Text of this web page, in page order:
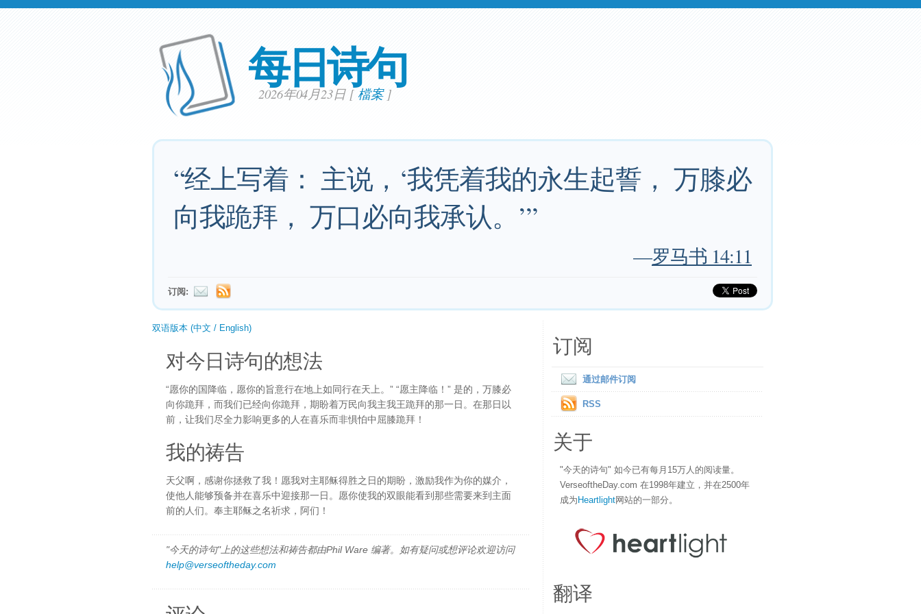
每日诗句
2026年04月23日 [檔案]
“经上写着： 主说，‘我凭着我的永生起誓， 万膝必
向我跪拜， 万口必向我承认。’”
—罗马书 14:11
订阅:
双语版本 (中文 / English)
对今日诗句的想法
“愿你的国降临，愿你的旨意行在地上如同行在天上。” “愿主降临！” 是的，万膝必
向你跪拜，而我们已经向你跪拜，期盼着万民向我主我王跪拜的那一日。在那日以
前，让我们尽全力影响更多的人在喜乐而非惧怕中屈膝跪拜！
我的祷告
天父啊，感谢你拯救了我！愿我对主耶稣得胜之日的期盼，激励我作为你的媒介，
使他人能够预备并在喜乐中迎接那一日。愿你使我的双眼能看到那些需要来到主面
前的人们。奉主耶稣之名祈求，阿们！
"今天的诗句"上的这些想法和祷告都由Phil Ware 编著。如有疑问或想评论欢迎访问
help@verseoftheday.com
订阅
通过邮件订阅
RSS
关于
"今天的诗句" 如今已有每月15万人的阅读量。
VerseoftheDay.com 在1998年建立，并在2500年
成为 Heartlight网站的一部分。
翻译